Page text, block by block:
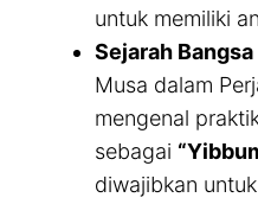
untuk memiliki
Sejarah
Musa dalam
mengenal
sebagai
diwajibkan